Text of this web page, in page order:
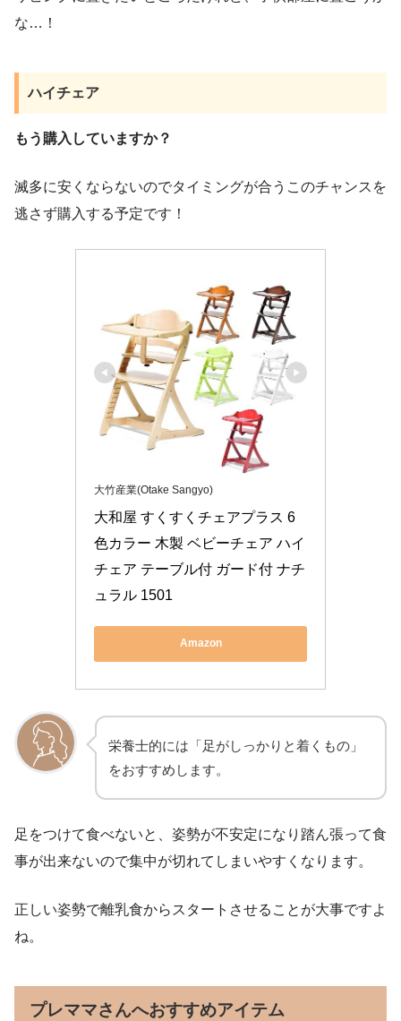
な…！
ハイチェア
もう購入していますか？
滅多に安くならないのでタイミングが合うこのチャンスを
逃さず購入する予定です！
大竹産業(Otake Sangyo)
大和屋 すくすくチェアプラス 6
色カラー 木製 ベビーチェア ハイ
チェア テーブル付 ガード付 ナチ
ュラル 1501
Amazon
栄養士的には「足がしっかりと着くもの」
をおすすめします。
足をつけて食べないと、姿勢が不安定になり踏ん張って食
事が出来ないので集中が切れてしまいやすくなります。
正しい姿勢で離乳食からスタートさせることが大事ですよ
ね。
プレママさんへおすすめアイテム